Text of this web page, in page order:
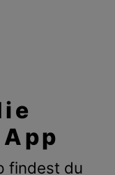
findest du